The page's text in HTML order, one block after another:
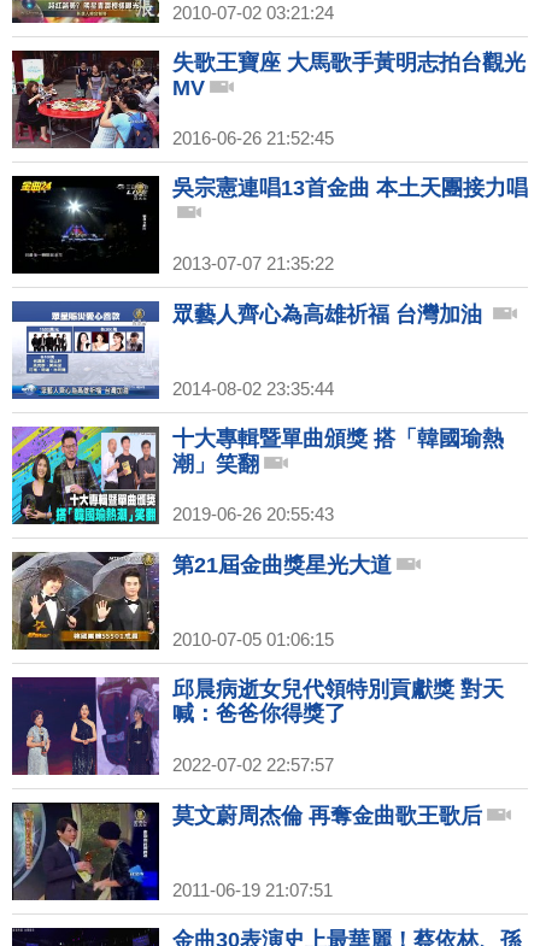
2010-07-02 03:21:24
失歌王寶座 大馬歌手黃明志拍台觀光
MV
2016-06-26 21:52:45
吳宗憲連唱13首金曲 本土天團接力唱
2013-07-07 21:35:22
眾藝人齊心為高雄祈福 台灣加油
2014-08-02 23:35:44
十大專輯暨單曲頒獎 搭「韓國瑜熱
潮」笑翻
2019-06-26 20:55:43
第21屆金曲獎星光大道
2010-07-05 01:06:15
邱晨病逝女兒代領特別貢獻獎 對天
喊：爸爸你得獎了
2022-07-02 22:57:57
莫文蔚周杰倫 再奪金曲歌王歌后
2011-06-19 21:07:51
金曲30表演史上最華麗！蔡依林、孫